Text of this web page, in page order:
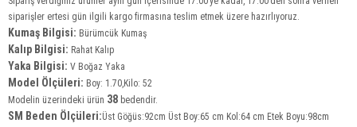
siparişler ertesi gün ilgili kargo firmasına teslim etmek üzere hazırlıyoruz.
Kumaş Bilgisi: Bürümcük Kumaş
Kalıp Bilgisi: Rahat Kalıp
Yaka Bilgisi: V Boğaz Yaka
Model Ölçüleri: Boy: 1.70,Kilo: 52
Modelin üzerindeki ürün 38 bedendir.
SM Beden Ölçüleri:Üst Göğüs:92cm Üst Boy:65 cm Kol:64 cm Etek Boyu:98cm